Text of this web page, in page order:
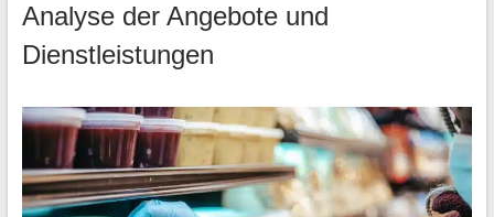
Analyse der Angebote und
Dienstleistungen